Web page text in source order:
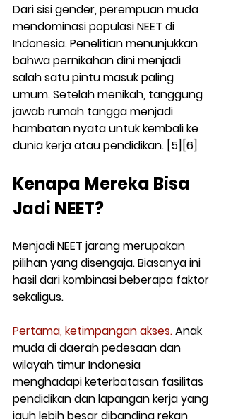
Dari sisi gender, perempuan muda
mendominasi populasi NEET di
Indonesia. Penelitian menunjukkan
bahwa pernikahan dini menjadi
salah satu pintu masuk paling
umum. Setelah menikah, tanggung
jawab rumah tangga menjadi
hambatan nyata untuk kembali ke
dunia kerja atau pendidikan. [5][6]
Kenapa Mereka Bisa
Jadi NEET?
Menjadi NEET jarang merupakan
pilihan yang disengaja. Biasanya ini
hasil dari kombinasi beberapa faktor
sekaligus.
Pertama, ketimpangan akses. Anak
muda di daerah pedesaan dan
wilayah timur Indonesia
menghadapi keterbatasan fasilitas
pendidikan dan lapangan kerja yang
jauh lebih besar dibanding rekan